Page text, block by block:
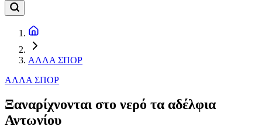
ΑΛΛΑ ΣΠΟΡ
ΑΛΛΑ ΣΠΟΡ
Ξαναρίχνονται στο νερό τα αδέλφια
Αντωνίου